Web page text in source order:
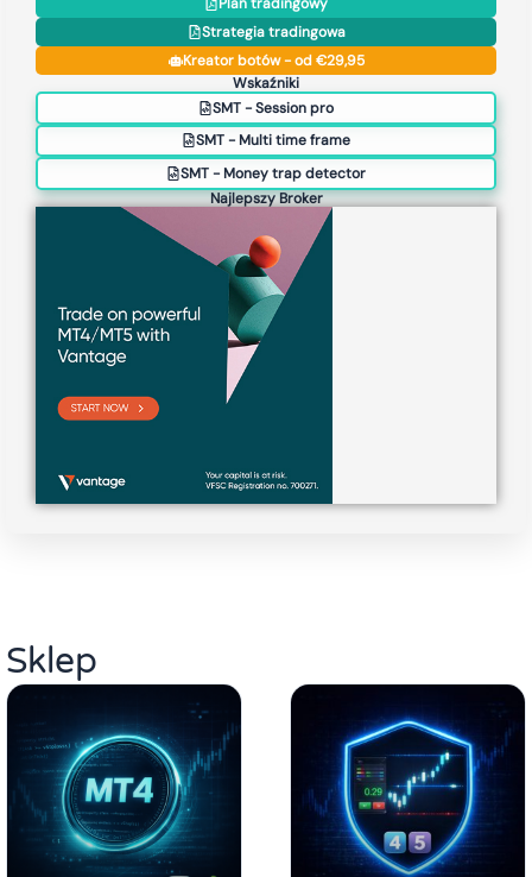
Strategia tradingowa
Kreator botów - od €29,95
Wskaźniki
SMT - Session pro
SMT - Multi time frame
SMT - Money trap detector
Najlepszy Broker
Sklep